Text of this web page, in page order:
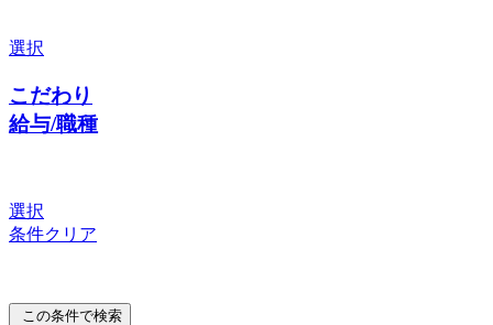
選択
こだわり
給与/職種
選択
条件クリア
この条件で検索